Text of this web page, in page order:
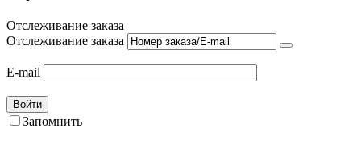
Отслеживание заказа
Отслеживание заказа
E-mail
Войти
Запомнить